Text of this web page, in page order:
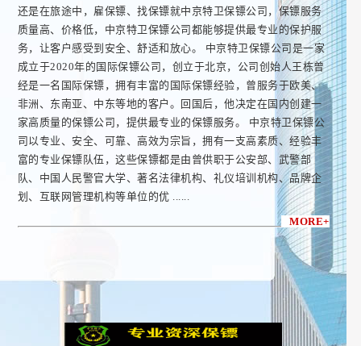
还是在旅途中，雇保镖、找保镖就中京特卫保镖公司，保镖服务
质量高、价格低，中京特卫保镖公司都能够提供最专业的保护服
务，让客户感受到安全、舒适和放心。 中京特卫保镖公司是一家
成立于2020年的国际保镖公司，创立于北京，公司创始人王栋曾
经是一名国际保镖，拥有丰富的国际保镖经验，曾服务于欧美、
非洲、东南亚、中东等地的客户。回国后，他决定在国内创建一
家高质量的保镖公司，提供最专业的保镖服务。 中京特卫保镖公
司以专业、安全、可靠、高效为宗旨，拥有一支高素质、经验丰
富的专业保镖队伍，这些保镖都是由曾供职于公安部、武警部
队、中国人民警官大学、著名法律机构、礼仪培训机构、品牌企
划、互联网管理机构等单位的优 ......
MORE+